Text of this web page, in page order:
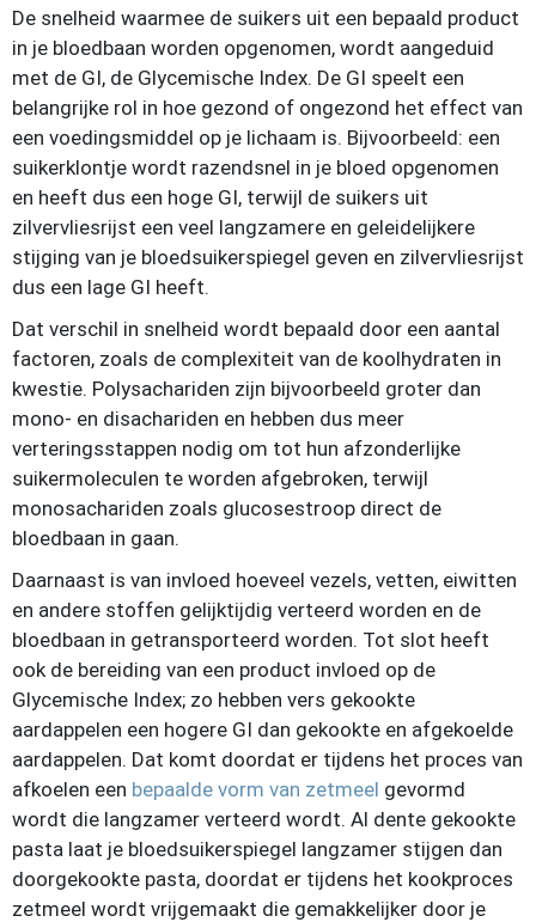
De snelheid waarmee de suikers uit een bepaald product
in je bloedbaan worden opgenomen, wordt aangeduid
met de GI, de Glycemische Index. De GI speelt een
belangrijke rol in hoe gezond of ongezond het effect van
een voedingsmiddel op je lichaam is. Bijvoorbeeld: een
suikerklontje wordt razendsnel in je bloed opgenomen
en heeft dus een hoge GI, terwijl de suikers uit
zilvervliesrijst een veel langzamere en geleidelijkere
stijging van je bloedsuikerspiegel geven en zilvervliesrijst
dus een lage GI heeft.
Dat verschil in snelheid wordt bepaald door een aantal
factoren, zoals de complexiteit van de koolhydraten in
kwestie. Polysachariden zijn bijvoorbeeld groter dan
mono- en disachariden en hebben dus meer
verteringsstappen nodig om tot hun afzonderlijke
suikermoleculen te worden afgebroken, terwijl
monosachariden zoals glucosestroop direct de
bloedbaan in gaan.
Daarnaast is van invloed hoeveel vezels, vetten, eiwitten
en andere stoffen gelijktijdig verteerd worden en de
bloedbaan in getransporteerd worden. Tot slot heeft
ook de bereiding van een product invloed op de
Glycemische Index; zo hebben vers gekookte
aardappelen een hogere GI dan gekookte en afgekoelde
aardappelen. Dat komt doordat er tijdens het proces van
afkoelen een bepaalde vorm van zetmeel gevormd
wordt die langzamer verteerd wordt. Al dente gekookte
pasta laat je bloedsuikerspiegel langzamer stijgen dan
doorgekookte pasta, doordat er tijdens het kookproces
zetmeel wordt vrijgemaakt die gemakkelijker door je